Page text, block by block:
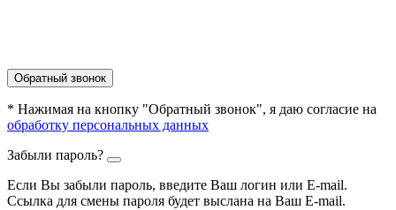
Обратный звонок
* Нажимая на кнопку "Обратный звонок", я даю согласие на
обработку персональных данных
Забыли пароль?
Если Вы забыли пароль, введите Ваш логин или Е-mail.
Ссылка для смены пароля будет выслана на Ваш E-mail.